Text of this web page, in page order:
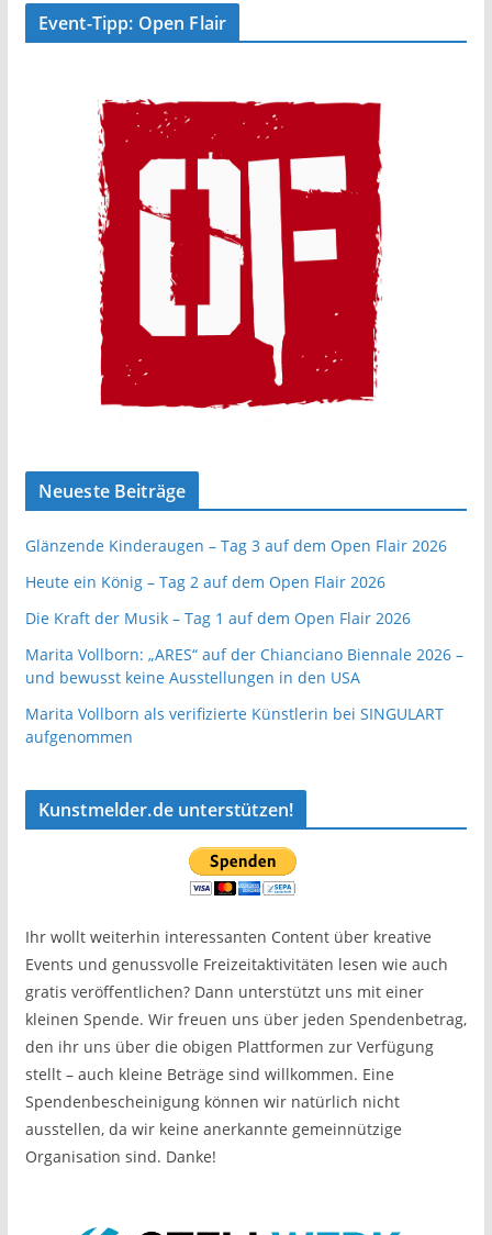
Event-Tipp: Open Flair
Neueste Beiträge
Glänzende Kinderaugen – Tag 3 auf dem Open Flair 2026
Heute ein König – Tag 2 auf dem Open Flair 2026
Die Kraft der Musik – Tag 1 auf dem Open Flair 2026
Marita Vollborn: „ARES“ auf der Chianciano Biennale 2026 –
und bewusst keine Ausstellungen in den USA
Marita Vollborn als verifizierte Künstlerin bei SINGULART
aufgenommen
Kunstmelder.de unterstützen!
Ihr wollt weiterhin interessanten Content über kreative
Events und genussvolle Freizeitaktivitäten lesen wie auch
gratis veröffentlichen? Dann unterstützt uns mit einer
kleinen Spende. Wir freuen uns über jeden Spendenbetrag,
den ihr uns über die obigen Plattformen zur Verfügung
stellt – auch kleine Beträge sind willkommen. Eine
Spendenbescheinigung können wir natürlich nicht
ausstellen, da wir keine anerkannte gemeinnützige
Organisation sind. Danke!